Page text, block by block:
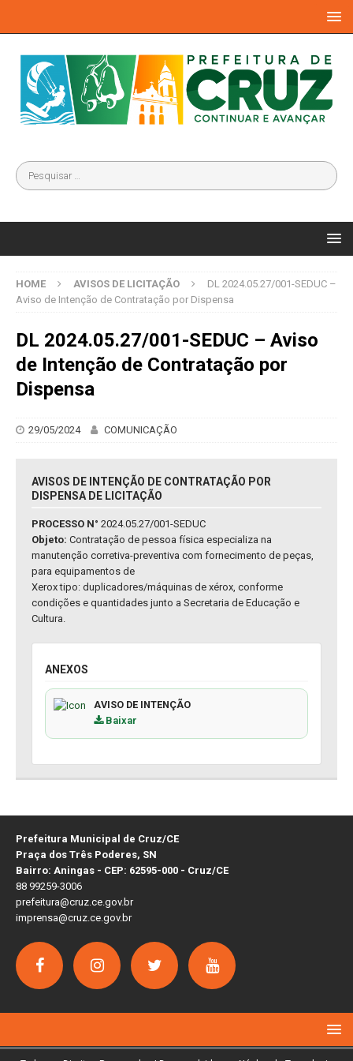
HOME AVISOS DE LICITAÇÃO
DL 2024.05.27/001-SEDUC –
Aviso de Intenção de Contratação por Dispensa
DL 2024.05.27/001-SEDUC – Aviso
de Intenção de Contratação por
Dispensa
29/05/2024 COMUNICAÇÃO
AVISOS DE INTENÇÃO DE CONTRATAÇÃO POR
DISPENSA DE LICITAÇÃO
PROCESSO N° 2024.05.27/001-SEDUC
Objeto: Contratação de pessoa física especializa na
manutenção corretiva-preventiva com fornecimento de peças,
para equipamentos de
Xerox tipo: duplicadores/máquinas de xérox, conforme
condições e quantidades junto a Secretaria de Educação e
Cultura.
ANEXOS
AVISO DE INTENÇÃO
Baixar
Prefeitura Municipal de Cruz/CE
Praça dos Três Poderes, SN
Bairro: Aningas - CEP: 62595-000 - Cruz/CE
88 99259-3006
prefeitura@cruz.ce.gov.br
imprensa@cruz.ce.gov.br